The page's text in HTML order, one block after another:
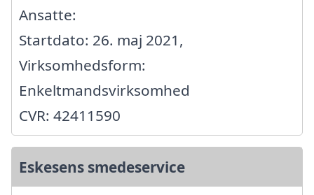
Ansatte:
Startdato: 26. maj 2021,
Virksomhedsform:
Enkeltmandsvirksomhed
CVR: 42411590
Eskesens smedeservice